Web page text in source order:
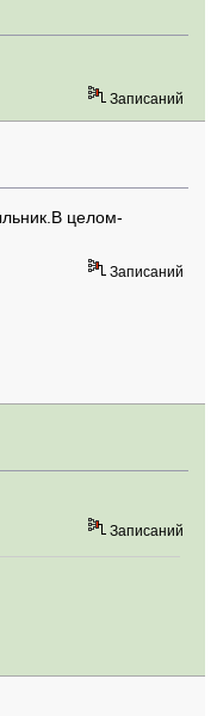
Записаний
целом-
Записаний
Записаний